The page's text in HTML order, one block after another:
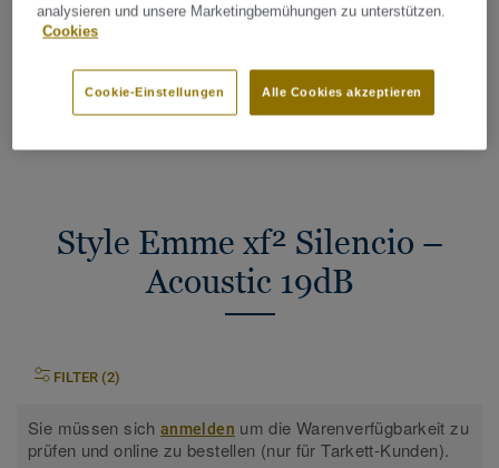
CO2 FUSSABDRUCK BERECHNEN
Style Emme xf² Silencio –
Acoustic 19dB
FILTER (2)
Sie müssen sichanmelden um die Warenverfügbarkeit zu
prüfen und online zu bestellen (nur für Tarkett-Kunden).
analysieren und unsere Marketingbemühungen zu unterstützen.
Cookies
Alle Cookies akzeptieren
Cookie-Einstellungen